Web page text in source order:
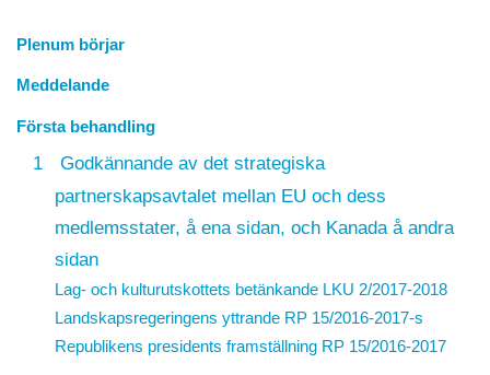
Plenum börjar
Meddelande
Första behandling
1
Godkännande av det strategiska
partnerskapsavtalet mellan EU och dess
medlemsstater, å ena sidan, och Kanada å andra
sidan
Lag- och kulturutskottets betänkande LKU 2/2017-2018
Landskapsregeringens yttrande RP 15/2016-2017-s
Republikens presidents framställning RP 15/2016-2017